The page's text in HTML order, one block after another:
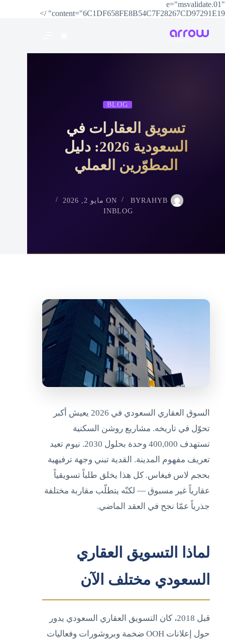
e="msvalidate.01"
content="6C1DF658FE8B54C7F28267CD97291E19" />
BLOG
تسويق العقارات في
السعودية 2026: دليل
المطوّرين العملي
BYRAHYB
ON مايو 2, 2026
INBLOG
السوق العقاري السعودي في 2026 يعيش أكبر
تحوّل في تاريخه. مشاريع روشن السكنية
تستهدف 400,000 وحدة بحلول 2030. نيوم تعيد
تعريف مفهوم المدينة. القدية تبني وجهة ترفيهية
بحجم لاس فيغاس. كل هذا يخلق طلباً تسويقياً
عقارياً غير مسبوق — لكنّه يتطلّب مقاربة مختلفة
جذرياً عمّا نجح في العقد الماضي.
لماذا التسويق العقاري
السعودي مختلف الآن
قبل 2018، كان التسويق العقاري السعودي يدور
حول إعلانات OOH ضخمة وبروشورات وفعاليات